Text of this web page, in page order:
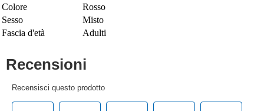
Colore
Rosso
Sesso
Misto
Fascia d'età
Adulti